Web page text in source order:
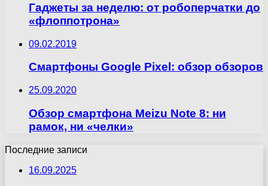
Гаджеты за неделю: от робоперчатки до
«флоппотрона»
09.02.2019
Смартфоны Google Pixel: обзор обзоров
25.09.2020
Обзор смартфона Meizu Note 8: ни
рамок, ни «челки»
Последние записи
16.09.2025